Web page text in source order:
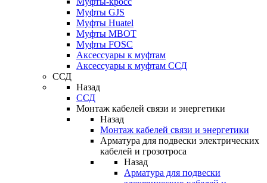
Муфты GJS
Муфты Huatel
Муфты МВОТ
Муфты FOSC
Аксессуары к муфтам
Аксессуары к муфтам ССД
ССД
Назад
ССД
Монтаж кабелей связи и энергетики
Назад
Монтаж кабелей связи и энергетики
Арматура для подвески электрических
кабелей и грозотроса
Назад
Арматура для подвески